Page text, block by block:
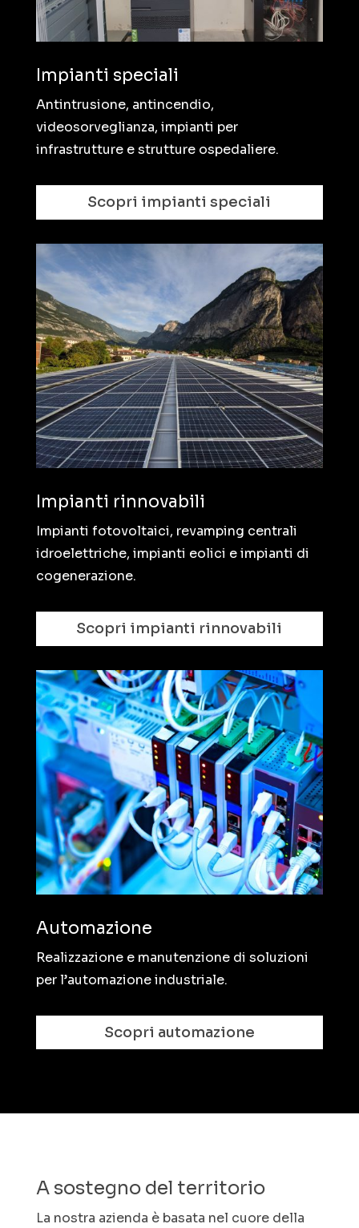
Impianti speciali
Antintrusione, antincendio,
videosorveglianza, impianti per
infrastrutture e strutture ospedaliere.
Scopri impianti speciali
Impianti rinnovabili
Impianti fotovoltaici, revamping centrali
idroelettriche, impianti eolici e impianti di
cogenerazione.
Scopri impianti rinnovabili
Automazione
Realizzazione e manutenzione di soluzioni
per l’automazione industriale.
Scopri automazione
A sostegno del territorio
La nostra azienda è basata nel cuore della